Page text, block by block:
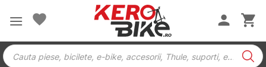
Products
search